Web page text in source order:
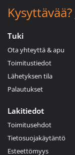
Kysyttävää?
Tuki
Ota yhteyttä & apu
Toimitustiedot
Lähetyksen tila
Palautukset
Lakitiedot
Toimitusehdot
Tietosuojakäytäntö
Esteettömyys